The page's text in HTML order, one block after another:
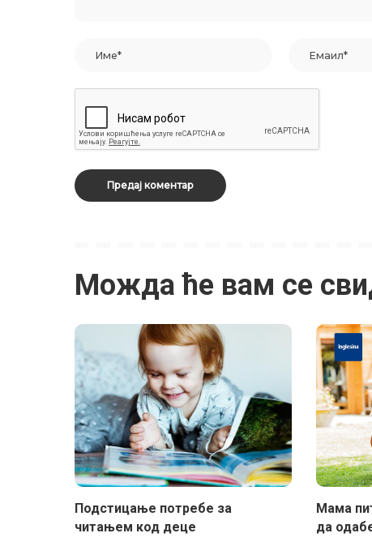
Можда ће вам се
Подстицање потребе за
читањем код деце
Мама
да